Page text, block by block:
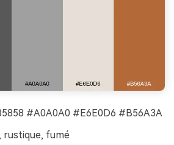
#A0A0A0 #E6E0D6 #B56A3A
rustique, fumé